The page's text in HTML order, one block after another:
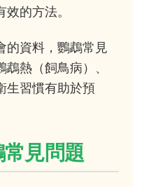
的方法。
的資料，鸚鵡常見
熱（飼鳥病）、
生習慣有助於預
見問題